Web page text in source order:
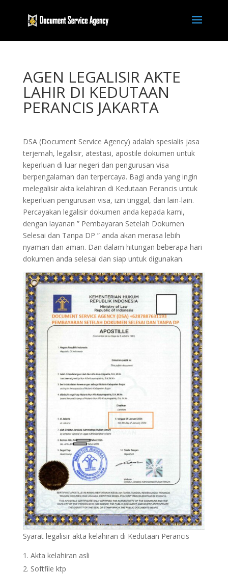
AGEN LEGALISIR AKTE
LAHIR DI KEDUTAAN
PERANCIS JAKARTA
DSA (Document Service Agency) adalah spesialis jasa
terjemah, legalisir, atestasi, apostile dokumen untuk
keperluan di luar negeri dan pengurusan visa
berpengalaman dan terpercaya. Bagi anda yang ingin
melegalisir akta kelahiran di Kedutaan Perancis untuk
keperluan pengurusan visa, izin tinggal, dan lain-lain.
Percayakan legalisir dokumen anda kepada kami,
dengan layanan ” Pembayaran Setelah Dokumen
Selesai dan Tanpa DP ” anda akan merasa lebih
nyaman dan aman. Dan dalam hitungan beberapa hari
dokumen anda selesai dan siap untuk digunakan.
Syarat legalisir akta kelahiran di Kedutaan Perancis
Akta kelahiran asli
Softfile ktp